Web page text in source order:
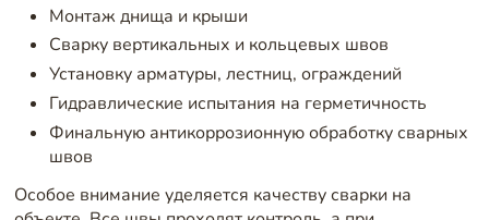
Монтаж днища и крыши
Сварку вертикальных и кольцевых швов
Установку арматуры, лестниц, ограждений
Гидравлические испытания на герметичность
Финальную антикоррозионную обработку сварных
швов
Особое внимание уделяется качеству сварки на